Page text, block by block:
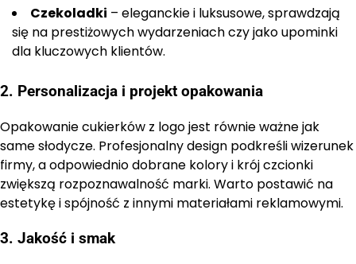
Czekoladki – eleganckie i luksusowe, sprawdzają
się na prestiżowych wydarzeniach czy jako upominki
dla kluczowych klientów.
2. Personalizacja i projekt opakowania
Opakowanie cukierków z logo jest równie ważne jak
same słodycze. Profesjonalny design podkreśli wizerunek
firmy, a odpowiednio dobrane kolory i krój czcionki
zwiększą rozpoznawalność marki. Warto postawić na
estetykę i spójność z innymi materiałami reklamowymi.
3. Jakość i smak